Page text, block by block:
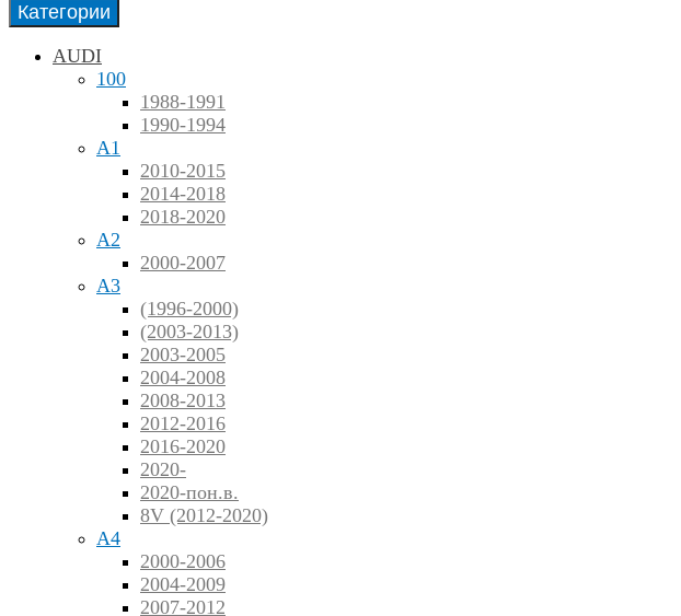
Категории
AUDI
100
1988-1991
1990-1994
A1
2010-2015
2014-2018
2018-2020
A2
2000-2007
A3
(1996-2000)
(2003-2013)
2003-2005
2004-2008
2008-2013
2012-2016
2016-2020
2020-
2020-пон.в.
8V (2012-2020)
A4
2000-2006
2004-2009
2007-2012